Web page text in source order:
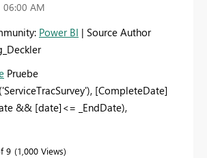
06:00 AM
Power BI | Source Author
Pruebe
[CompleteDate]
&& [date]<= _EndDate),
9 1,000 Views